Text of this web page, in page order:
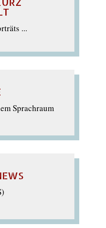
...
Sprachraum
)